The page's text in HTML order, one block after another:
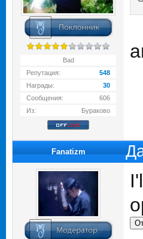
Bad
Репутация:
548
Награды:
30
Сообщения:
606
Из:
Бураково
Fanatizm